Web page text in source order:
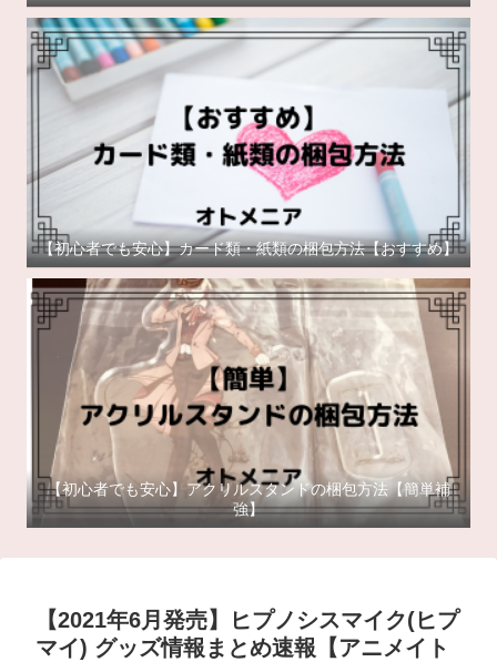
【初心者でも安心】カード類・紙類の梱包方法【おすすめ】
【初心者でも安心】アクリルスタンドの梱包方法【簡単補
強】
【2021年6月発売】ヒプノシスマイク(ヒプ
マイ) グッズ情報まとめ速報【アニメイト